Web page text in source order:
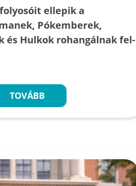
ellepik a
Pókemberek,
és Hulkok rohangálnak fel-
TOVÁBB